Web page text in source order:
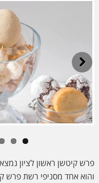
Next
פרש קיטשן ראשון לציון
והוא אחד מסניפי רשת פרש